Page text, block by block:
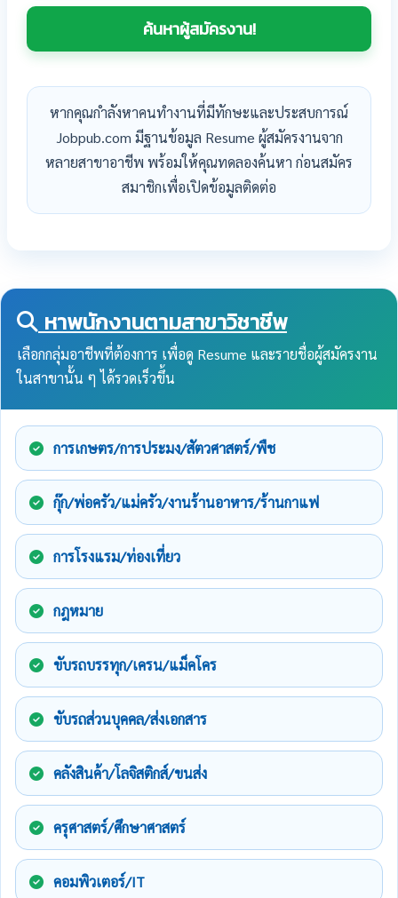
หากคุณกำลังหาคนทำงานที่มีทักษะและประสบการณ์
Jobpub.com มีฐานข้อมูล Resume ผู้สมัครงานจาก
หลายสาขาอาชีพ พร้อมให้คุณทดลองค้นหา ก่อนสมัคร
สมาชิกเพื่อเปิดข้อมูลติดต่อ
หาพนักงานตามสาขาวิชาชีพ
เลือกกลุ่มอาชีพที่ต้องการ เพื่อดู Resume และรายชื่อผู้สมัครงาน
ในสาขานั้น ๆ ได้รวดเร็วขึ้น
การเกษตร/การประมง/สัตวศาสตร์/พืช
กุ๊ก/พ่อครัว/แม่ครัว/งานร้านอาหาร/ร้านกาแฟ
การโรงแรม/ท่องเที่ยว
กฎหมาย
ขับรถบรรทุก/เครน/แม็คโคร
ขับรถส่วนบุคคล/ส่งเอกสาร
คลังสินค้า/โลจิสติกส์/ขนส่ง
ครุศาสตร์/ศึกษาศาสตร์
คอมพิวเตอร์/IT